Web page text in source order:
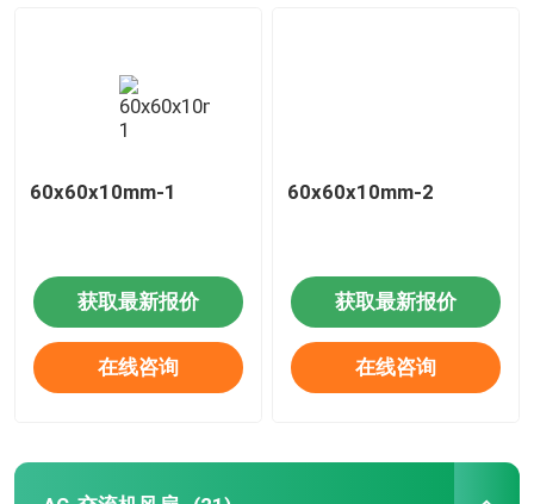
60x60x10mm-1
获取最新报价
在线咨询
60x60x10mm-2
获取最新报价
在线咨询